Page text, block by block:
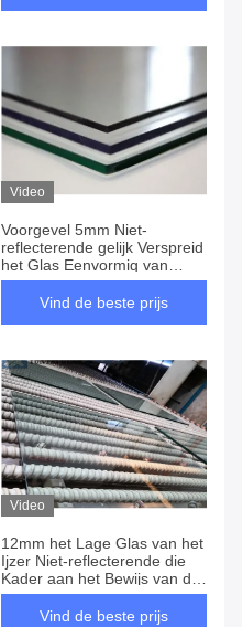
Video
Voorgevel 5mm Niet-
reflecterende gelijk Verspreid
het Glas Eenvormig van
11x14
Vind de beste prijs
Video
12mm het Lage Glas van het
Ijzer Niet-reflecterende die
Kader aan het Bewijs van de
Groottekras wordt gesneden
Vind de beste prijs